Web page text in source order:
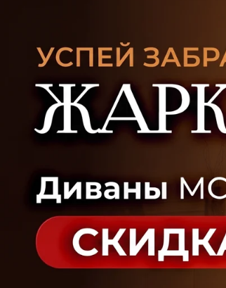
УЗНАТЬ ПОДРОБНЕЕ
Офисная мебель